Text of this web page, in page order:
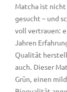
Matcha ist
gesucht – und
voll vertrauen:
Jahren
Qualität
auch. Dieser
Grün, einen